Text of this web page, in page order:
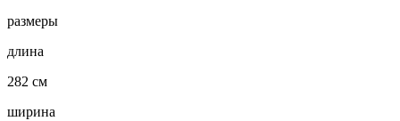
размеры
длина
282 см
ширина